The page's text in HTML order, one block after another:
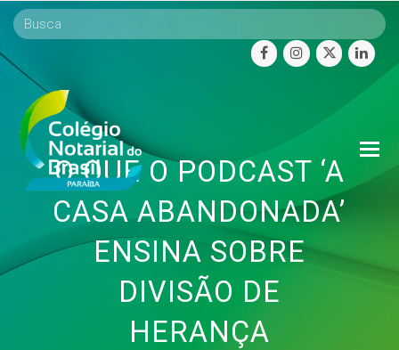
facebookinstagram
twitter
O QUE O PODCAST ‘A
CASA ABANDONADA’
ENSINA SOBRE
DIVISÃO DE
HERANÇA